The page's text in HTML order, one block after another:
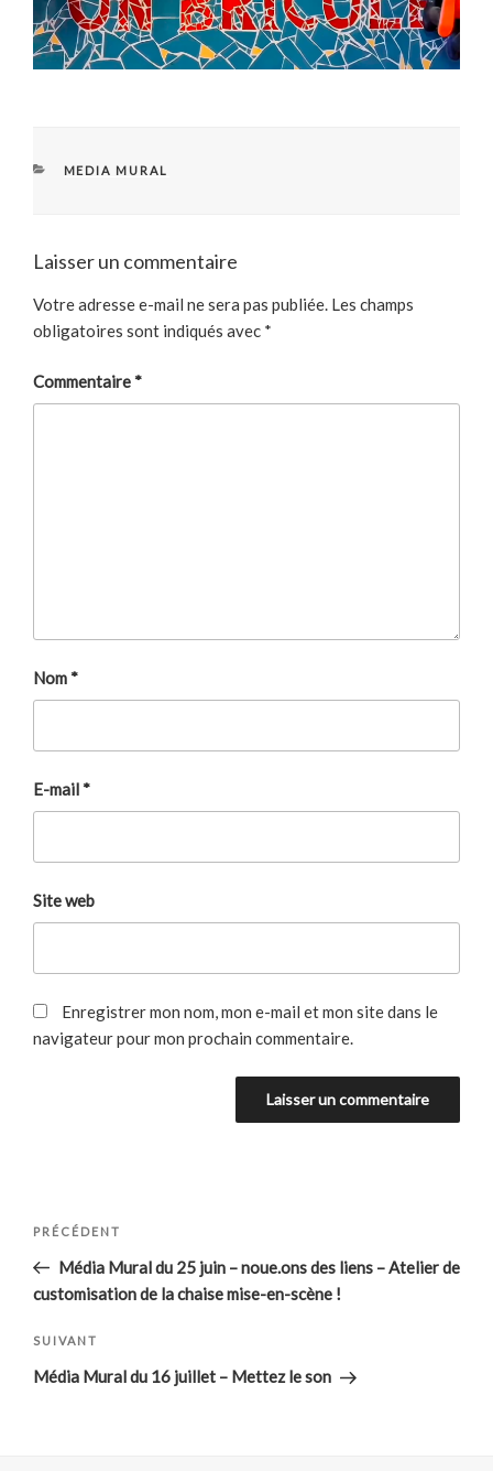
CATÉGORIES
MEDIA MURAL
Laisser un commentaire
Votre adresse e-mail ne sera pas publiée. Les champs
obligatoires sont indiqués avec *
Commentaire*
Nom*
E-mail*
Site web
Enregistrer mon nom, mon e-mail et mon site dans le
navigateur pour mon prochain commentaire.
Navigation
l’article
Article
précédent
PRÉCÉDENT
Média Mural du 25 juin – noue.ons des liens – Atelier de
customisation de la chaise mise-en-scène !
Article
suivant
SUIVANT
Média Mural du 16 juillet – Mettez le son